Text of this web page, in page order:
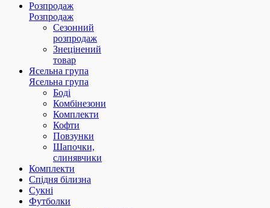
Розпродаж
Розпродаж
Сезонний
розпродаж
Знецінений
товар
Ясельна група
Ясельна група
Боді
Комбінезони
Комплекти
Кофти
Повзунки
Шапочки,
слинявчики
Комплекти
Спідня білизна
Сукні
Футболки